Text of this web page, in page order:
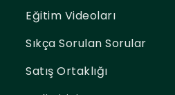
Eğitim Videoları
Sıkça Sorulan Sorular
Satış Ortaklığı